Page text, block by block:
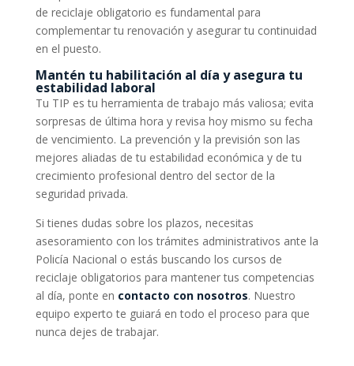
de reciclaje obligatorio es fundamental para
complementar tu renovación y asegurar tu continuidad
en el puesto.
Mantén tu habilitación al día y asegura tu
estabilidad laboral
Tu TIP es tu herramienta de trabajo más valiosa; evita
sorpresas de última hora y revisa hoy mismo su fecha
de vencimiento. La prevención y la previsión son las
mejores aliadas de tu estabilidad económica y de tu
crecimiento profesional dentro del sector de la
seguridad privada.
Si tienes dudas sobre los plazos, necesitas
asesoramiento con los trámites administrativos ante la
Policía Nacional o estás buscando los cursos de
reciclaje obligatorios para mantener tus competencias
al día, ponte en contacto con nosotros. Nuestro
equipo experto te guiará en todo el proceso para que
nunca dejes de trabajar.